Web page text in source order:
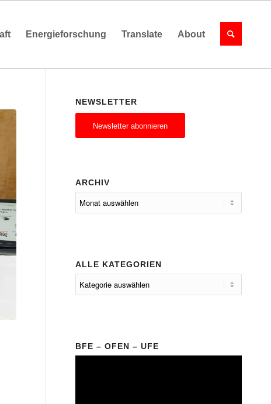
Energieforschung Translate About
NEWSLETTER
Newsletter abonnieren
ARCHIV
ALLE KATEGORIEN
BFE – OFEN – UFE